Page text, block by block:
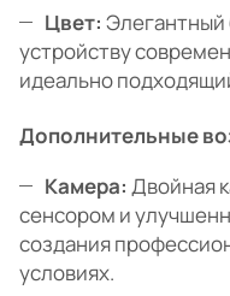
Цвет: Элегантный
устройству
идеально
Дополнительные
Камера: Двойная
сенсором и
создания
условиях.